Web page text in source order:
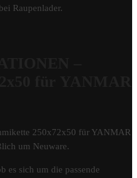
Raupenlader.
250x72x50 für YANMAR
um Neuware.
es sich um die passende